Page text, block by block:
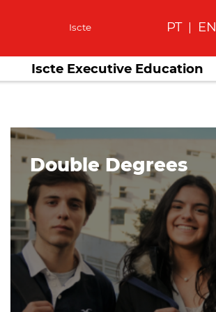
Iscte PT | EN
Iscte Executive Education
Double Degrees